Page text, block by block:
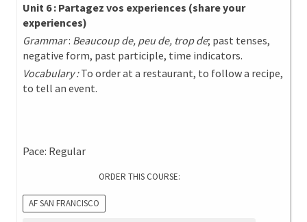
Unit 6 : Partagez vos experiences (share your
experiences)
Grammar: Beaucoup de, peu de, trop de; past tenses,
negative form, past participle, time indicators.
Vocabulary :To order at a restaurant, to follow a recipe,
to tell an event.
Pace: Regular
ORDER THIS COURSE:
AF SAN FRANCISCO